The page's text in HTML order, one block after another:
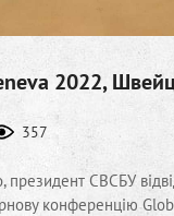
2022,
357
президент СВСБУ
конференцію